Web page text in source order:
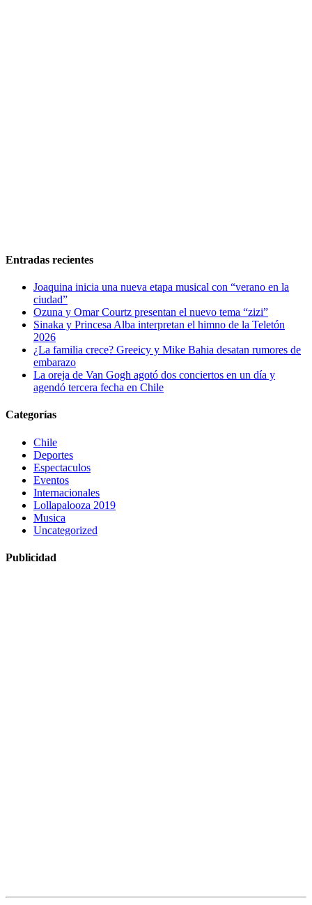
Entradas recientes
Joaquina inicia una nueva etapa musical con “verano en la
ciudad”
Ozuna y Omar Courtz presentan el nuevo tema “zizi”
Sinaka y Princesa Alba interpretan el himno de la Teletón
2026
¿La familia crece? Greeicy y Mike Bahia desatan rumores de
embarazo
La oreja de Van Gogh agotó dos conciertos en un día y
agendó tercera fecha en Chile
Categorías
Chile
Deportes
Espectaculos
Eventos
Internacionales
Lollapalooza 2019
Musica
Uncategorized
Publicidad